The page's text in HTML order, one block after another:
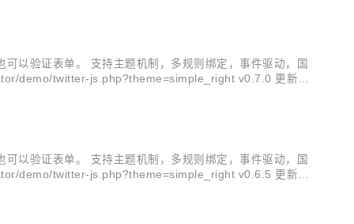
以验证表单。 支持主题机制，多规则绑定，事件驱动，国
demo/twitter-js.php?theme=simple_right v0.7.0 更新说
以验证表单。 支持主题机制，多规则绑定，事件驱动，国
demo/twitter-js.php?theme=simple_right v0.6.5 更新说